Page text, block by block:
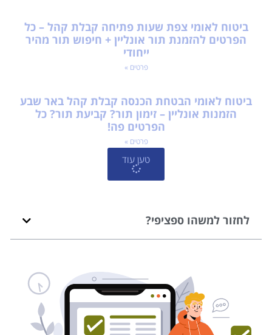
הפרטים להזמנת תור אונליין + חיפוש תור מהיר
ייחודי
פרטים »
הזמנות אונליין – זימון תור? קביעת תור? כל
הפרטים פה!
פרטים »
טען עוד